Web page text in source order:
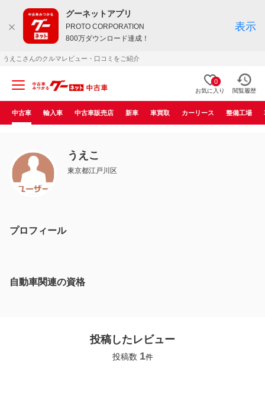
グーネットアプリ
PROTO CORPORATION
800万ダウンロード達成！
表示
うえこさんのクルマレビュー・口コミをご紹介
0
お気に入り 閲覧履歴
中古車 輸入車 中古車販売店 新車 車買取 カーリース 整備工場
うえこ
東京都江戸川区
プロフィール
自動車関連の資格
投稿したレビュー
投稿数 1件